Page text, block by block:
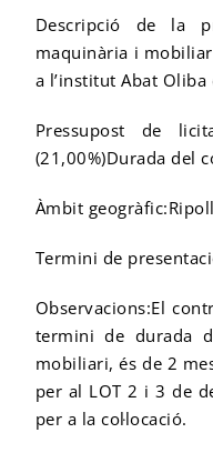
Descripció de la
maquinària i
a l’institut Abat Oliba
Pressupost de
(21,00%)Durada del
Àmbit geogràfic:Ripoll
Termini de
Observacions:El
termini de durada
mobiliari, és de 2
per al LOT 2 i 3 de
per a la col·locació.